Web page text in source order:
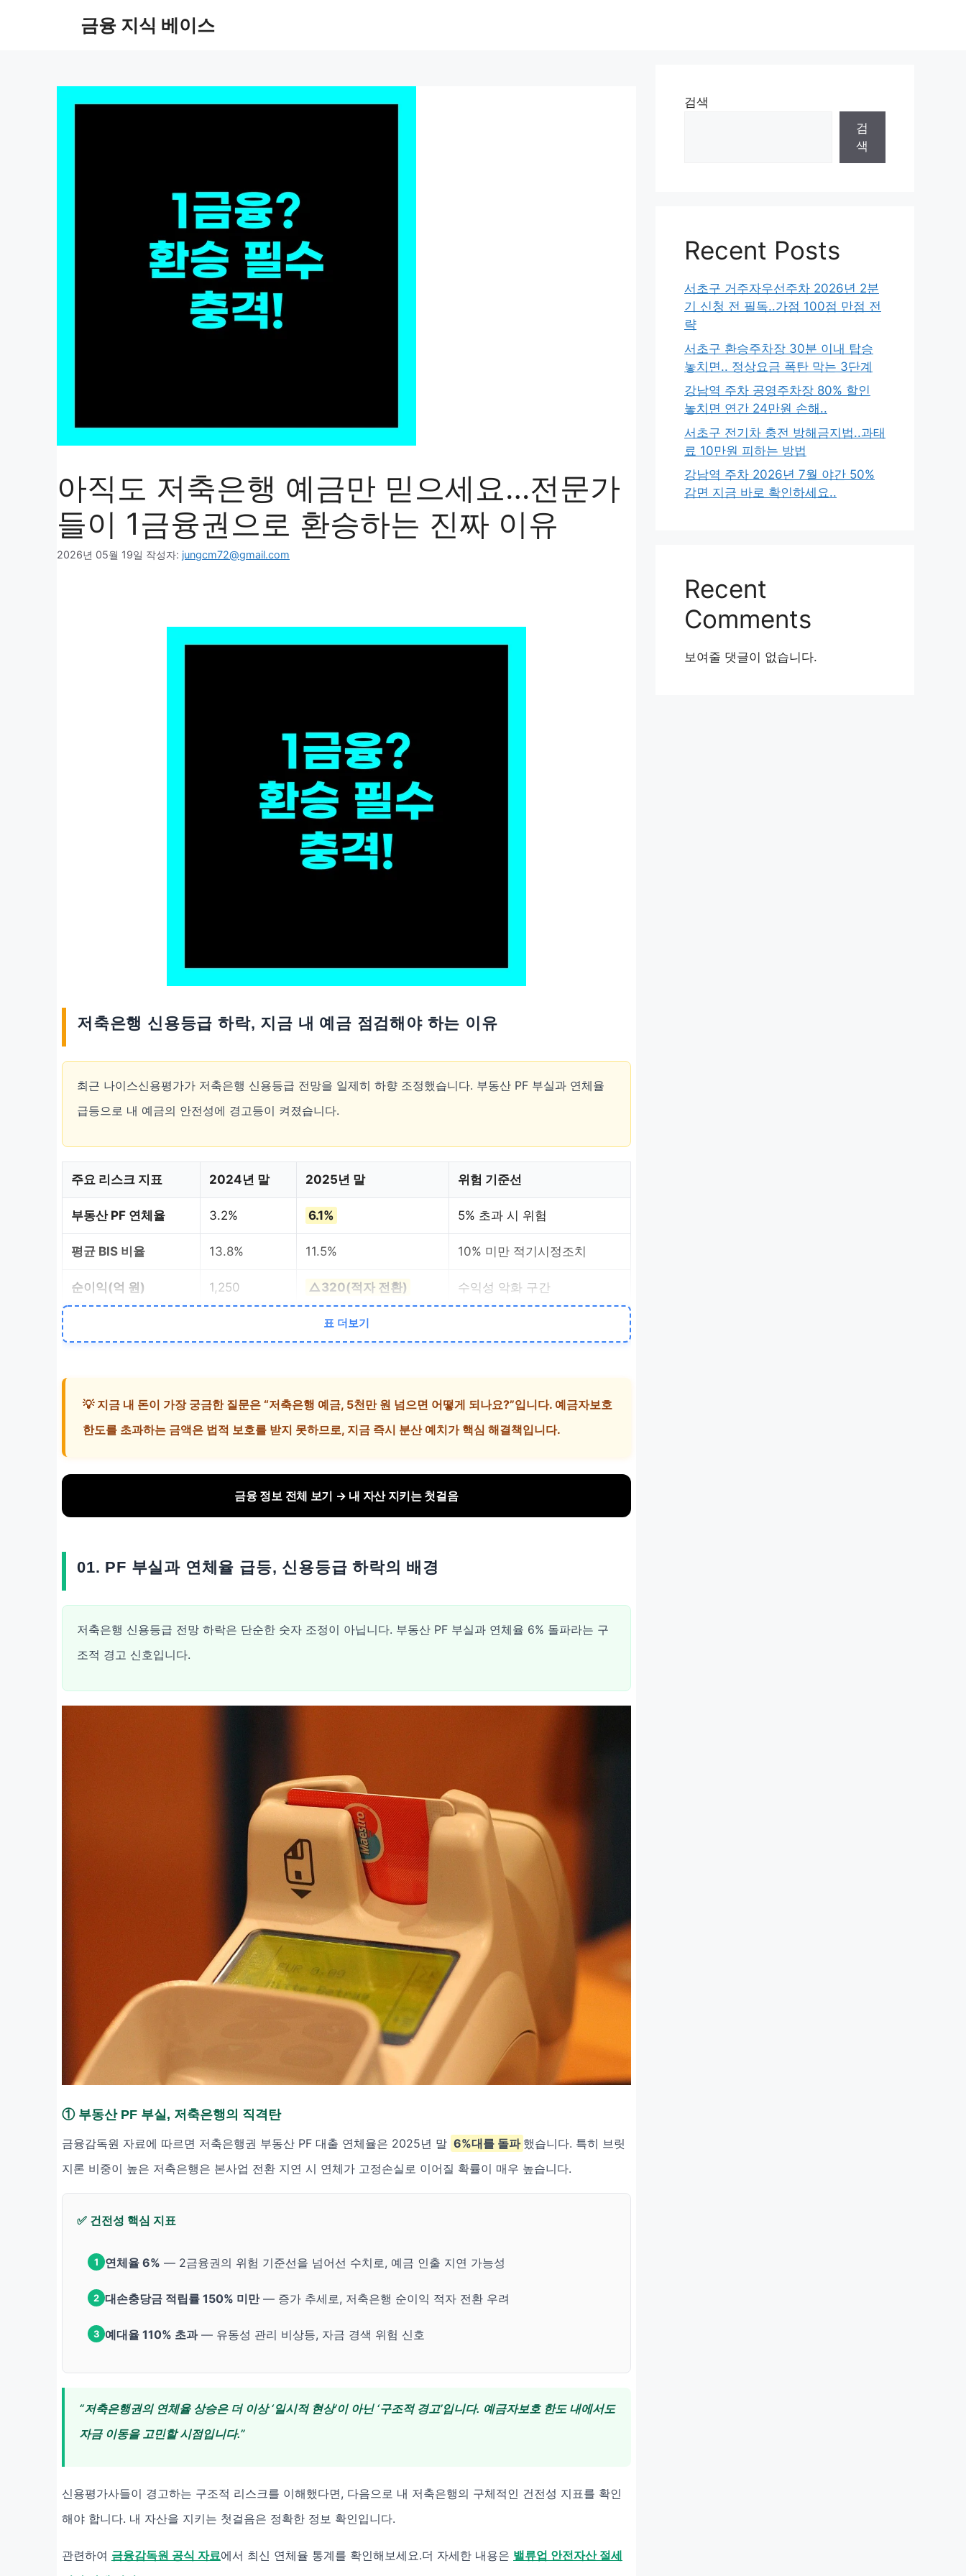
금융 지식 베이스
아직도 저축은행 예금만 믿으세요…전문가
들이 1금융권으로 환승하는 진짜 이유
2026년 05월 19일 작성자: jungcm72@gmail.com
저축은행 신용등급 하락, 지금 내 예금 점검해야 하는 이유
최근 나이스신용평가가 저축은행 신용등급 전망을 일제히 하향 조정했습니다. 부동산 PF 부실과 연체율
급등으로 내 예금의 안전성에 경고등이 켜졌습니다.
주요 리스크 지표 2024년 말 2025년 말 위험 기준선
부동산 PF 연체율 3.2% 6.1% 5% 초과 시 위험
평균 BIS 비율 13.8% 11.5% 10% 미만 적기시정조치
순이익(억 원) 1,250 △320(적자 전환) 수익성 악화 구간
표 더보기
💡 지금 내 돈이 가장 궁금한 질문은 “저축은행 예금, 5천만 원 넘으면 어떻게 되나요?”입니다. 예금자보호
한도를 초과하는 금액은 법적 보호를 받지 못하므로, 지금 즉시 분산 예치가 핵심 해결책입니다.
금융 정보 전체 보기 → 내 자산 지키는 첫걸음
01. PF 부실과 연체율 급등, 신용등급 하락의 배경
저축은행 신용등급 전망 하락은 단순한 숫자 조정이 아닙니다. 부동산 PF 부실과 연체율 6% 돌파라는 구
조적 경고 신호입니다.
① 부동산 PF 부실, 저축은행의 직격탄
금융감독원 자료에 따르면 저축은행권 부동산 PF 대출 연체율은 2025년 말 6%대를 돌파 했습니다. 특히 브릿
지론 비중이 높은 저축은행은 본사업 전환 지연 시 연체가 고정손실로 이어질 확률이 매우 높습니다.
✅ 건전성 핵심 지표
1 연체율 6% — 2금융권의 위험 기준선을 넘어선 수치로, 예금 인출 지연 가능성
2 대손충당금 적립률 150% 미만— 증가 추세로, 저축은행 순이익 적자 전환 우려
3 예대율 110% 초과— 유동성 관리 비상등, 자금 경색 위험 신호
“저축은행권의 연체율 상승은 더 이상 ‘일시적 현상’이 아닌 ‘구조적 경고’입니다. 예금자보호 한도 내에서도
자금 이동을 고민할 시점입니다.”
신용평가사들이 경고하는 구조적 리스크를 이해했다면, 다음으로 내 저축은행의 구체적인 건전성 지표를 확인
해야 합니다. 내 자산을 지키는 첫걸음은 정확한 정보 확인입니다.
관련하여 금융감독원 공식 자료에서 최신 연체율 통계를 확인해보세요.더 자세한 내용은 밸류업 안전자산 절세
검색
검
색
Recent Posts
서초구 거주자우선주차 2026년 2분
기 신청 전 필독..가점 100점 만점 전
략
서초구 환승주차장 30분 이내 탑승
놓치면.. 정상요금 폭탄 막는 3단계
강남역 주차 공영주차장 80% 할인
놓치면 연간 24만원 손해..
서초구 전기차 충전 방해금지법..과태
료 10만원 피하는 방법
강남역 주차 2026년 7월 야간 50%
감면 지금 바로 확인하세요..
Recent
Comments
보여줄 댓글이 없습니다.